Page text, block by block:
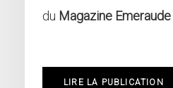
du Magazine Emeraude
LIRE LA PUBLICATION